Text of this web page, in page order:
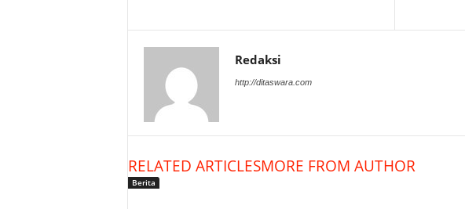
Redaksi
http://ditaswara.com
RELATED ARTICLESMORE FROM AUTHOR
Berita